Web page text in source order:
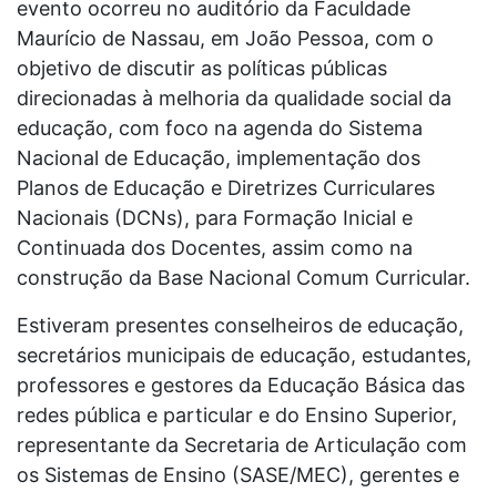
evento ocorreu no auditório da Faculdade
Maurício de Nassau, em João Pessoa, com o
objetivo de discutir as políticas públicas
direcionadas à melhoria da qualidade social da
educação, com foco na agenda do Sistema
Nacional de Educação, implementação dos
Planos de Educação e Diretrizes Curriculares
Nacionais (DCNs), para Formação Inicial e
Continuada dos Docentes, assim como na
construção da Base Nacional Comum Curricular.
Estiveram presentes conselheiros de educação,
secretários municipais de educação, estudantes,
professores e gestores da Educação Básica das
redes pública e particular e do Ensino Superior,
representante da Secretaria de Articulação com
os Sistemas de Ensino (SASE/MEC), gerentes e